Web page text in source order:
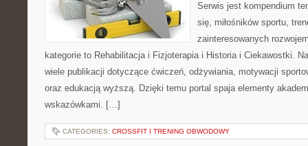
Serwis jest kompendium
się, miłośników sportu,
zainteresowanych
kategorie to Rehabilitacja i Fizjoterapia i Historia i Ciekawostki.
wiele publikacji dotyczące ćwiczeń, odżywiania, motywacji
oraz edukacją wyższą. Dzięki temu portal spaja elementy
wskazówkami. […]
CATEGORIES: CROSSFIT I TRENING OBWODOWY